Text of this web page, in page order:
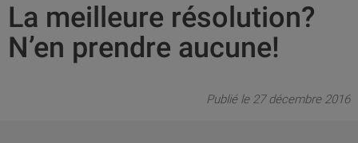
La meilleure résolution?
N’en prendre aucune!
Publié le 27 décembre 2016